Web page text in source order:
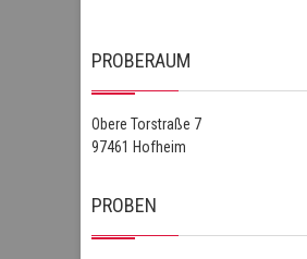
PROBERAUM
Obere Torstraße 7
97461 Hofheim
PROBEN